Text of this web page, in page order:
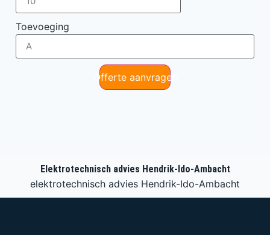
Toevoeging
Offerte aanvragen
Elektrotechnisch advies Hendrik-Ido-Ambacht
elektrotechnisch advies Hendrik-Ido-Ambacht